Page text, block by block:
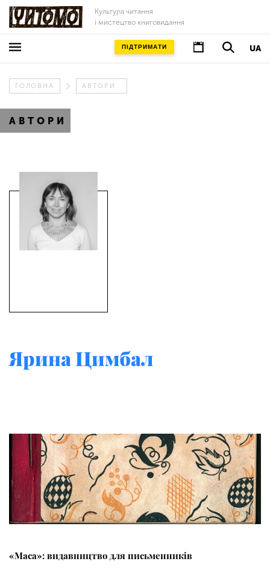
Культура читання
і мистецтво книговидання
UA
ПІДТРИМАТИ
ГОЛОВНА АВТОРИ
АВТОРИ
Ярина Цимбал
«Маса»: видавництво для письменників